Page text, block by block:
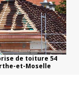
de toiture 54
et-Moselle